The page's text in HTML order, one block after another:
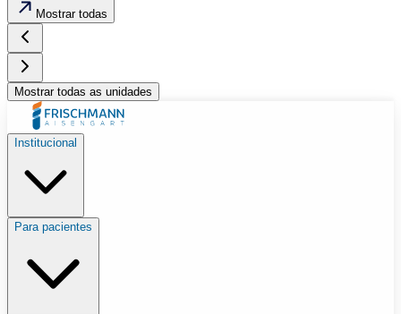
Mostrar todas
Mostrar todas as unidades
Institucional
Para pacientes